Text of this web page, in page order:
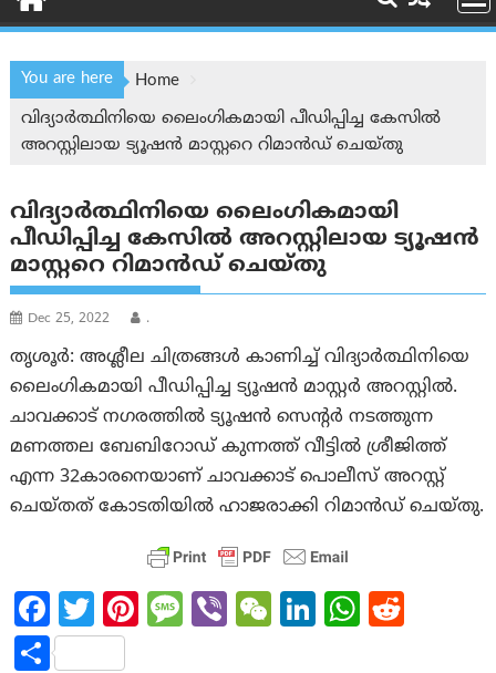
You are here
Home
വിദ്യാർത്ഥിനിയെ ലൈംഗികമായി പീഡിപ്പിച്ച കേസിൽ
അറസ്റ്റിലായ ട്യൂഷൻ മാസ്റ്ററെ റിമാന്‍ഡ് ചെയ്തു
വിദ്യാർത്ഥിനിയെ ലൈംഗികമായി
പീഡിപ്പിച്ച കേസിൽ അറസ്റ്റിലായ ട്യൂഷൻ
മാസ്റ്ററെ റിമാന്‍ഡ് ചെയ്തു
Dec 25, 2022 .
തൃശൂർ: അശ്ലീല ചിത്രങ്ങൾ കാണിച്ച് വിദ്യാർത്ഥിനിയെ
ലൈംഗികമായി പീഡിപ്പിച്ച ട്യൂഷൻ മാസ്റ്റർ അറസ്റ്റിൽ.
ചാവക്കാട് നഗരത്തിൽ ട്യൂഷൻ സെന്റർ നടത്തുന്ന
മണത്തല ബേബിറോഡ് കുന്നത്ത് വീട്ടിൽ ശ്രീജിത്ത്
എന്ന 32കാരനെയാണ് ചാവക്കാട് പൊലീസ് അറസ്റ്റ്
ചെയ്തത് കോടതിയിൽ ഹാജരാക്കി റിമാൻഡ് ചെയ്തു.
Fa
ce
T
w
Pi M Vi W Li W
S